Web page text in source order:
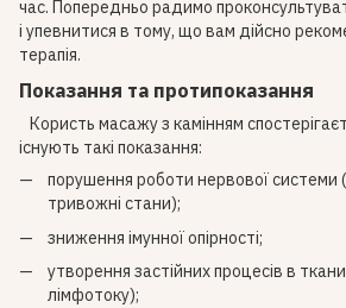
час. Попередньо радимо
і упевнитися в тому, що вам дійсно
терапія.
Показання та протипоказання
Користь масажу з камінням
існують такі показання:
порушення роботи нервової системи
тривожні стани);
зниження імунної опірності;
утворення застійних процесів в
лімфотоку);